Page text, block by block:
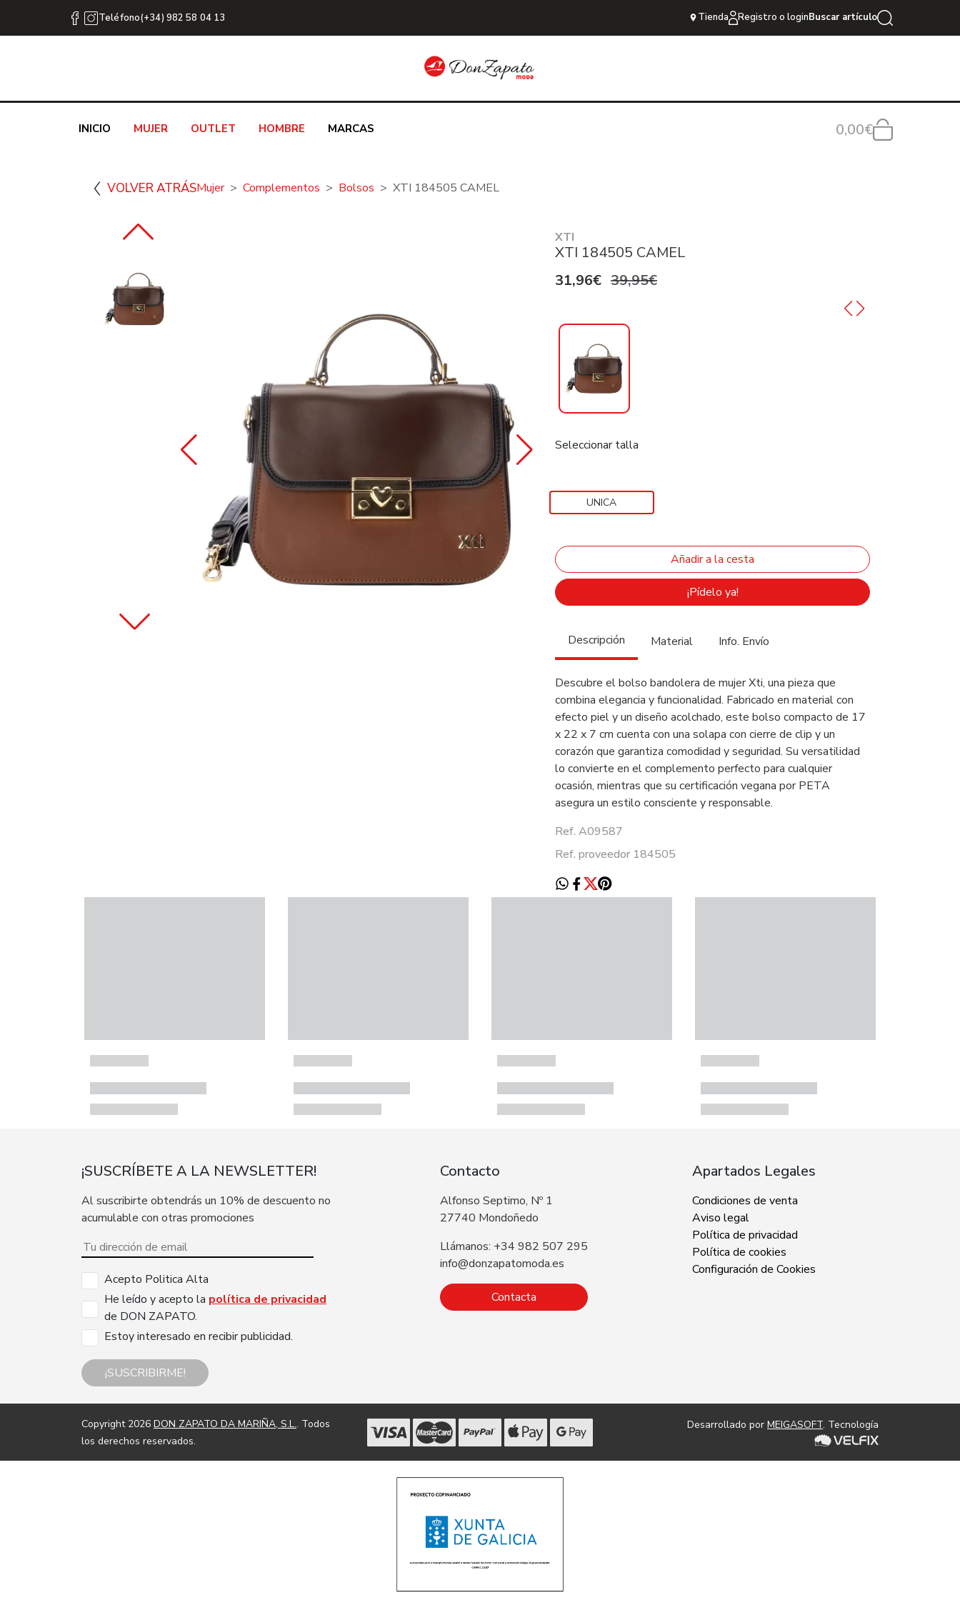
Teléfono(+34) 982 58 04 13 Tienda Registro o loginBuscar artículo
INICIO MUJER OUTLET HOMBRE MARCAS 0,00€
VOLVER ATRÁSMujer Complementos Bolsos XTI 184505 CAMEL
XTI
XTI 184505 CAMEL
31,96€ 39,95€
Seleccionar talla
UNICA
¡Pídelo ya!
Descripción Material Info. Envío
Descubre el bolso bandolera de mujer Xti, una pieza que
combina elegancia y funcionalidad. Fabricado en material con
efecto piel y un diseño acolchado, este bolso compacto de 17
x 22 x 7 cm cuenta con una solapa con cierre de clip y un
corazón que garantiza comodidad y seguridad. Su versatilidad
lo convierte en el complemento perfecto para cualquier
ocasión, mientras que su certificación vegana por PETA
asegura un estilo consciente y responsable.
Ref. A09587
Ref. proveedor 184505
¡SUSCRÍBETE A LA NEWSLETTER!
Al suscribirte obtendrás un 10% de descuento no
acumulable con otras promociones
Acepto Politica Alta
He leído y acepto la política de privacidad
de DON ZAPATO.
Estoy interesado en recibir publicidad.
¡SUSCRIBIRME!
Contacto
Alfonso Septimo, Nº 1
27740 Mondoñedo
Llámanos: +34 982 507 295
info@donzapatomoda.es
Contacta
Apartados Legales
Condiciones de venta
Aviso legal
Política de privacidad
Política de cookies
Configuración de Cookies
Copyright 2026 DON ZAPATO DA MARIÑA, S.L.. Todos
los derechos reservados.
Desarrollado por MEIGASOFT. Tecnología